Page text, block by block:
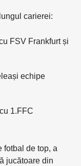
carierei:
FSV Frankfurt și
echipe
1.FFC
fotbal de top, a
jucătoare din